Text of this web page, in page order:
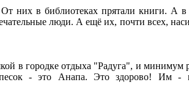
них в библиотеках прятали книги. А
люди. А ещё их, почти всех,
в городке отдыха "Радуга", и
- это Анапа. Это здорово! Им -